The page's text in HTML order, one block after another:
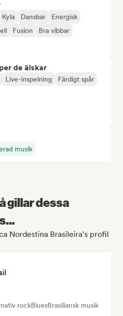
Kyla Dansbar
Energisk
Fusion
Bra vibbar
de älskar
Live-inspelning Färdigt spår
musik
gillar dessa
Nordestina Brasileira's profil
rockBluesBrasiliansk musik